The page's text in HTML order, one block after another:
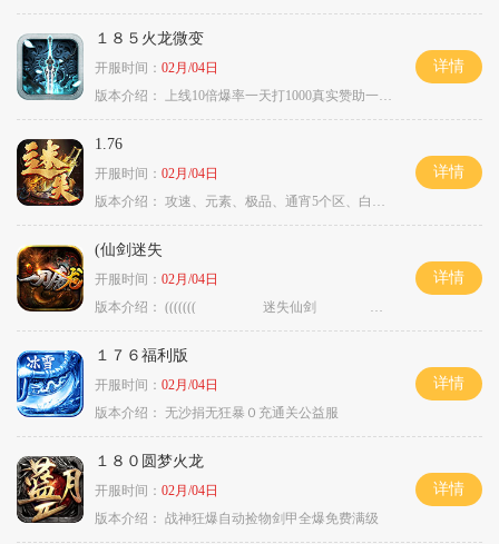
１８５火龙微变
开服时间： 02月/04日
版本介绍：
上线10倍爆率一天打1000真实赞助一夜终
详情
1.76
开服时间： 02月/04日
版本介绍： 攻速、元素、极品、通宵5个区、白天10个区
详情
(仙剑迷失
开服时间： 02月/04日
版本介绍： ((((((( 迷失仙剑 )))))
详情
１７６福利版
开服时间： 02月/04日
版本介绍： 无沙捐无狂暴０充通关公益服
详情
１８０圆梦火龙
开服时间： 02月/04日
版本介绍： 战神狂爆自动捡物剑甲全爆免费满级
详情